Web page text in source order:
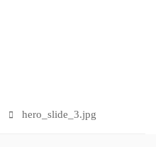
hero_slide_3.jpg